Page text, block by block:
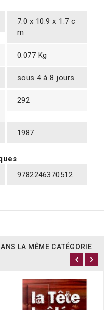
7.0 x 10.9 x 1.7 c
m
0.077 Kg
sous 4 à 8 jours
292
1987
9782246370512
LA MÊME CATÉGORIE